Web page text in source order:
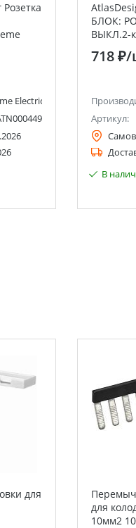
Electric (ранее Schneider
БЛОК:
ВЫКЛ.2-
Electric
718 ₽/
Артикул:
В
для
для
10мм2